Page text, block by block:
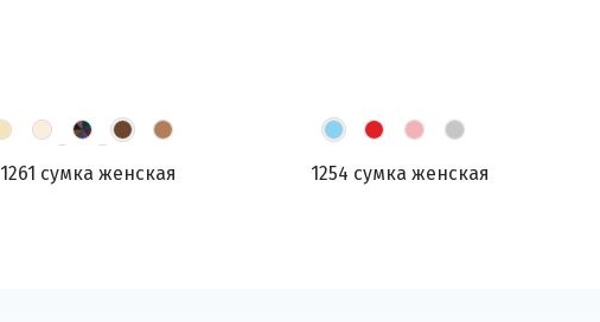
1261 сумка женская 1254 сумка женская